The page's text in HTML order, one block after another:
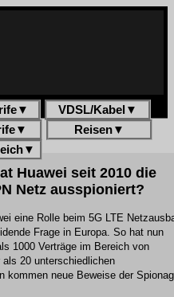
▼ VDSL/Kabel ▼
▼ Reisen▼
▼
Huawei seit 2010 die
Netz ausspioniert?
eine Rolle beim 5G LTE
Frage in Europa. So hat nun
1000 Verträge im Bereich von
20 unterschiedlichen
kommen neue Beweise der